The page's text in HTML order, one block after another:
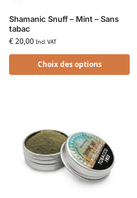
Shamanic Snuff – Mint – Sans
tabac
€20,00 Incl. VAT
Choix des options